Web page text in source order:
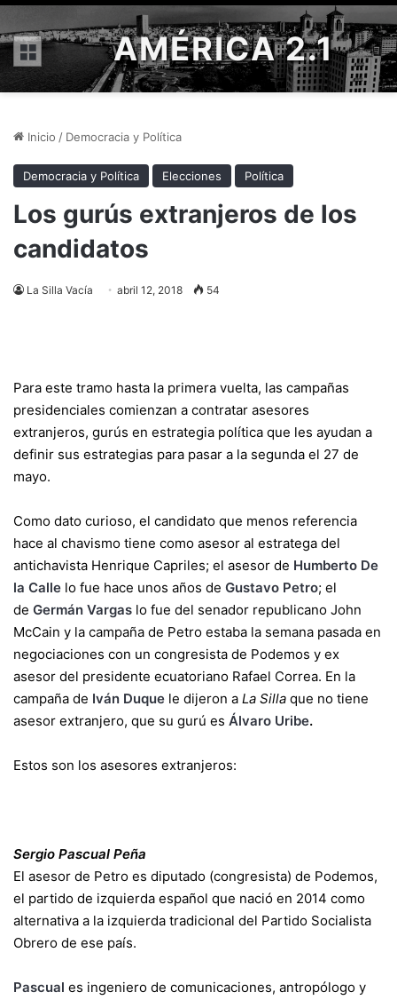
Menú AMÉRICA 2.1
Inicio / Democracia y Política
Democracia y Política Elecciones Política
Los gurús extranjeros de los
candidatos
La Silla Vacía abril 12, 2018 54
Para este tramo hasta la primera vuelta, las campañas
presidenciales comienzan a contratar asesores
extranjeros, gurús en estrategia política que les ayudan a
definir sus estrategias para pasar a la segunda el 27 de
mayo.
Como dato curioso, el candidato que menos referencia
hace al chavismo tiene como asesor al estratega del
antichavista Henrique Capriles; el asesor de Humberto De
la Calle lo fue hace unos años de Gustavo Petro; el
de Germán Vargas lo fue del senador republicano John
McCain y la campaña de Petro estaba la semana pasada en
negociaciones con un congresista de Podemos y ex
asesor del presidente ecuatoriano Rafael Correa. En la
campaña de Iván Duque le dijeron a La Silla que no tiene
asesor extranjero, que su gurú es Álvaro Uribe.
Estos son los asesores extranjeros:
Sergio Pascual Peña
El asesor de Petro es diputado (congresista) de Podemos,
el partido de izquierda español que nació en 2014 como
alternativa a la izquierda tradicional del Partido Socialista
Obrero de ese país.
Pascual es ingeniero de comunicaciones, antropólogo y